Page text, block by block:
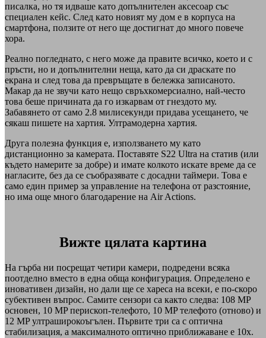
писалка, но тя идваше като допълнителен аксесоар със
специален кейс. След като новият му дом е в корпуса на
смартфона, ползите от него ще достигнат до много повече
хора.
Реално погледнато, с него може да правите всичко, което и с
пръсти, но и допълнителни неща, като да си драскате по
екрана и след това да превръщате в бележка записаното.
Макар да не звучи като нещо свръхкомерсиално, най-често
това беше причината да го изкарвам от гнездото му.
Забавянето от само 2.8 милисекунди придава усещането, че
сякаш пишете на хартия. Ултрамодерна хартия.
Друга полезна функция е, използването му като
дистанционно за камерата. Поставяте S22 Ultra на статив (или
където намерите за добре) и имате колкото искате време да се
нагласите, без да се съобразявате с досадни таймери. Това е
само един пример за управление на телефона от разстояние,
но има още много благодарение на Air Actions.
Вижте цялата картина
На гърба ни посрещат четири камери, подредени всяка
поотделно вместо в една обща конфигурация. Определено е
иновативен дизайн, но дали ще се хареса на всеки, е по-скоро
субективен въпрос. Самите сензори са както следва: 108 MP
основен, 10 MP перископ-телефото, 10 MP телефото (отново) и
12 MP ултраширокоъгълен. Първите три са с оптична
стабилизация, а максималното оптично приближаване е 10х.